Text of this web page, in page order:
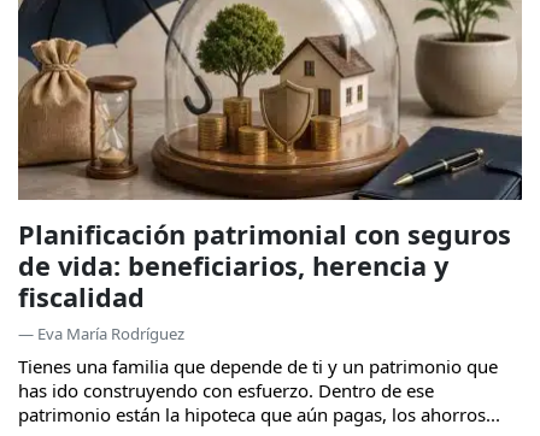
Planificación patrimonial con seguros
de vida: beneficiarios, herencia y
fiscalidad
— Eva María Rodríguez
Tienes una familia que depende de ti y un patrimonio que
has ido construyendo con esfuerzo. Dentro de ese
patrimonio están la hipoteca que aún pagas, los ahorros...